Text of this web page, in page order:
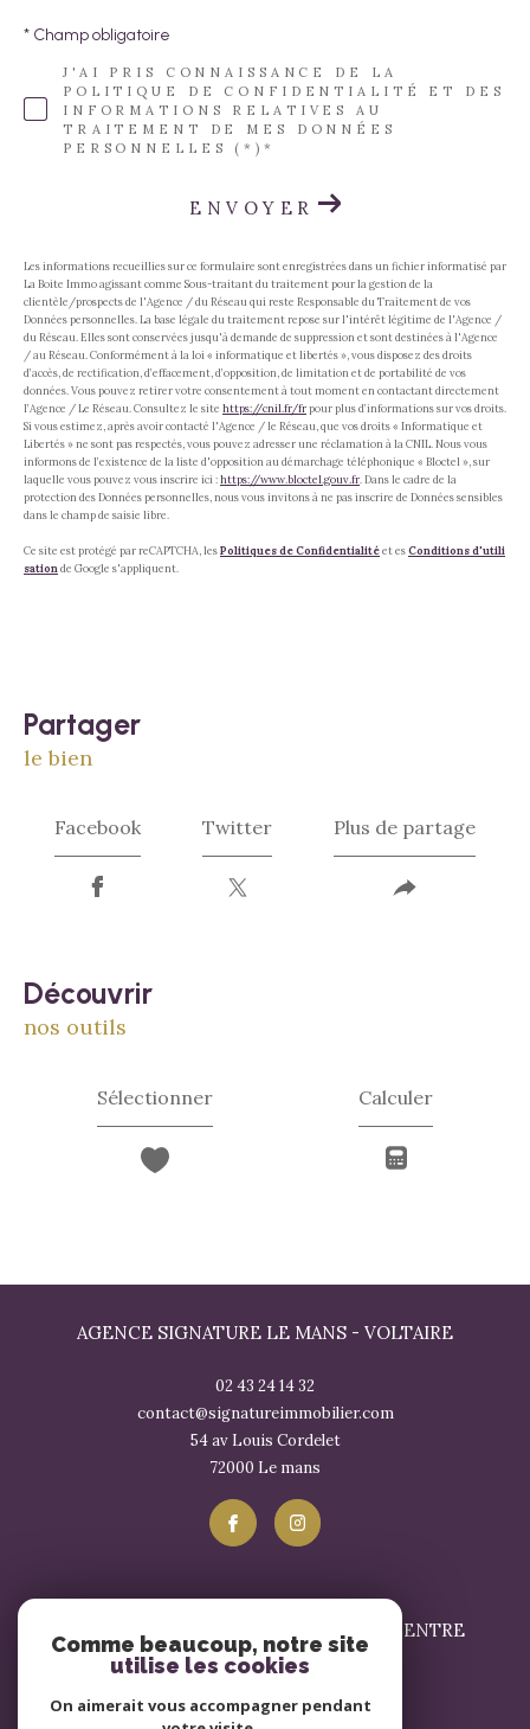
J'AI PRIS CONNAISSANCE DE LA
POLITIQUE DE CONFIDENTIALITÉ ET DES
INFORMATIONS RELATIVES AU
TRAITEMENT DE MES DONNÉES
PERSONNELLES (*)*
* Champ obligatoire
ENVOYER
Les informations recueillies sur ce formulaire sont enregistrées dans un fichier informatisé par
La Boite Immo agissant comme Sous-traitant du traitement pour la gestion de la
clientèle/prospects de l'Agence / du Réseau qui reste Responsable du Traitement de vos
Données personnelles. La base légale du traitement repose sur l'intérêt légitime de l'Agence /
du Réseau. Elles sont conservées jusqu'à demande de suppression et sont destinées à l'Agence
/ au Réseau. Conformément à la loi « informatique et libertés », vous disposez des droits
d’accès, de rectification, d’effacement, d’opposition, de limitation et de portabilité de vos
données. Vous pouvez retirer votre consentement à tout moment en contactant directement
l’Agence / Le Réseau. Consultez le site https://cnil.fr/frpour plus d’informations sur vos droits.
Si vous estimez, après avoir contacté l'Agence / le Réseau, que vos droits « Informatique et
Libertés » ne sont pas respectés, vous pouvez adresser une réclamation à la CNIL. Nous vous
informons de l’existence de la liste d'opposition au démarchage téléphonique « Bloctel », sur
laquelle vous pouvez vous inscrire ici :https://www.bloctel.gouv.fr . Dans le cadre de la
protection des Données personnelles, nous vous invitons à ne pas inscrire de Données sensibles
dans le champ de saisie libre.
Ce site est protégé par reCAPTCHA, lesPolitiques de Confidentialitéet esConditions d'utili
sation de Google s'appliquent.
partager
le bien
Facebook Twitter Plus de partage
découvrir
nos outils
Sélectionner Calculer
AGENCE SIGNATURE LE MANS - VOLTAIRE
02 43 24 14 32
contact@signatureimmobilier.com
54 av Louis Cordelet
72000
le mans
SIGNATURE IMMOBILIER LE MANS - CENTRE
contact@signatureimmobilier.com
Comme beaucoup, notre site
utilise les cookies
On aimerait vous accompagner pendant